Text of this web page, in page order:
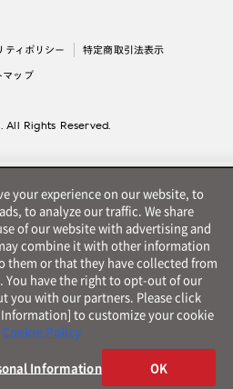
ティポリシー 特定商取引法表示
マップ
All Rights Reserved.
your experience on our website, to
to analyze our traffic. We share
of our website with advertising and
combine it with other information
them or that they have collected from
You have the right to opt-out of our
you with our partners. Please click
Information] to customize your cookie
Cookie Policy
Information OK